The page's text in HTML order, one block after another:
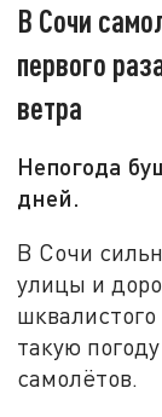
В Сочи
первого
ветра
Непогода
дней.
В Сочи
улицы и
такую
самолётов.